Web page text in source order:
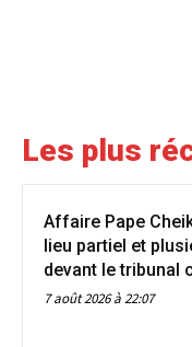
Les plus
Affaire Pape
lieu partiel et
devant le tribunal
7 août 2026 à 22:07